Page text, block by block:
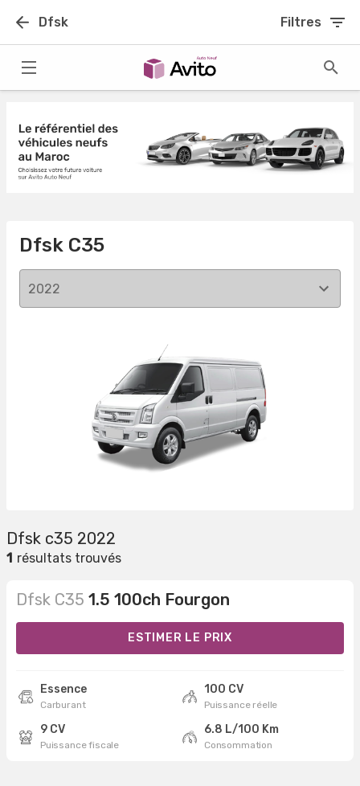
Dfsk Filtres
Dfsk C35
2022
Dfsk c35 2022
1 résultats trouvés
Dfsk C35 1.5 100ch Fourgon
ESTIMER LE PRIX
Essence
Carburant
100 CV
Puissance réelle
9 CV
Puissance fiscale
6.8 L/100 Km
Consommation